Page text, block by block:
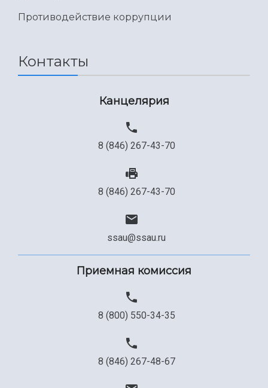
Противодействие коррупции
Контакты
Канцелярия
8 (846) 267-43-70
8 (846) 267-43-70
ssau@ssau.ru
Приемная комиссия
8 (800) 550-34-35
8 (846) 267-48-67